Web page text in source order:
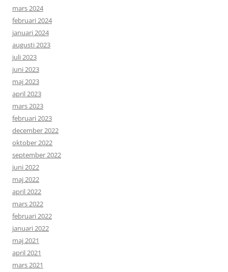
mars 2024
februari 2024
januari 2024
augusti 2023
juli 2023
juni 2023
maj 2023
april 2023
mars 2023
februari 2023
december 2022
oktober 2022
september 2022
juni 2022
maj 2022
april 2022
mars 2022
februari 2022
januari 2022
maj 2021
april 2021
mars 2021